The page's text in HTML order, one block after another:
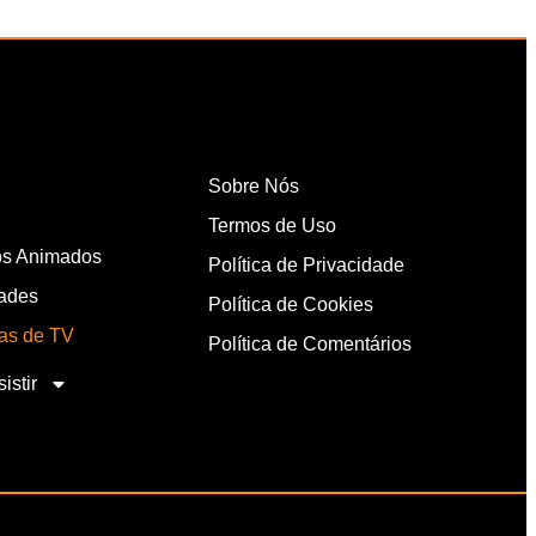
Animados
de TV
Sobre Nós
Termos de Uso
Política de Privacidade
Política de Cookies
Política de Comentários